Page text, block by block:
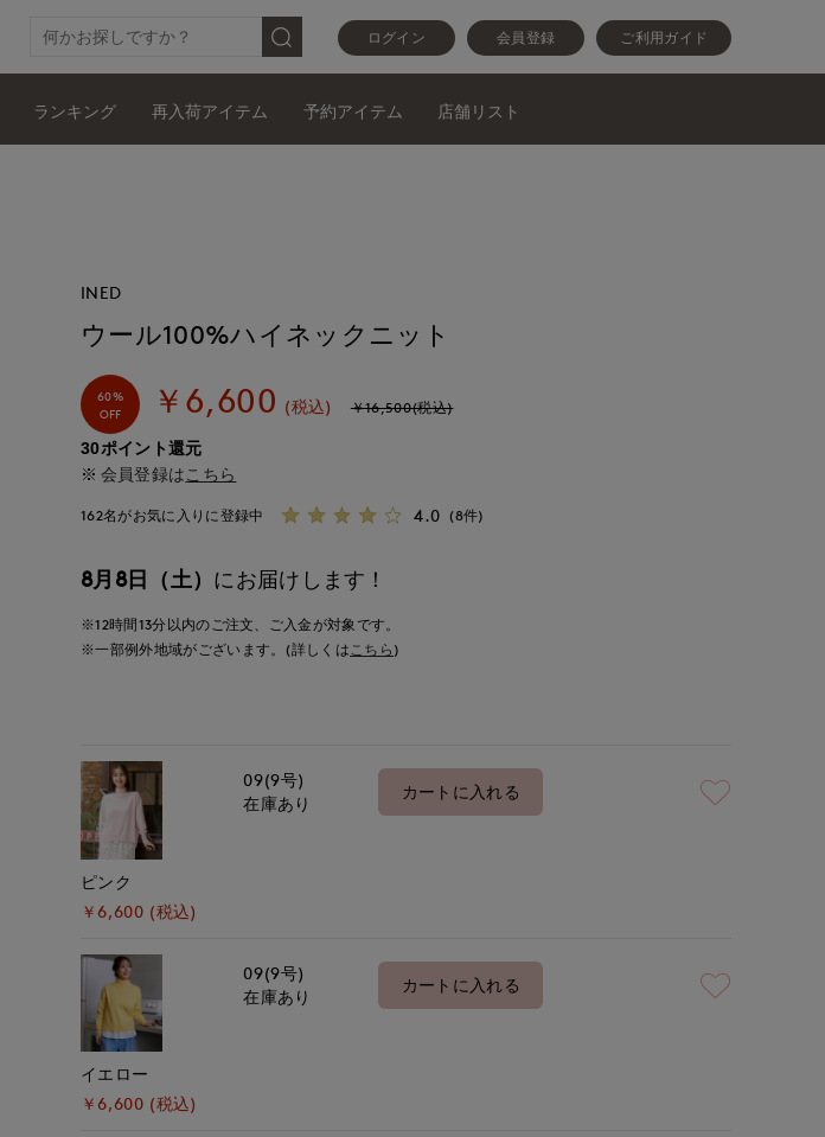
ログイン 会員登録 ご利用ガイド
ランキング 再入荷アイテム 予約アイテム 店舗リスト
INED
ウール100%ハイネックニット
60%
OFF
￥6,600 (税込) ￥16,500(税込)
30ポイント還元
会員登録は こちら
162名がお気に入りに登録中 4.0 (8件)
8月8日（土） にお届けします！
※12時間13分以内のご注文、ご入金が対象です。
※一部例外地域がございます。(詳しくはこちら )
ピンク
￥6,600 (税込)
09(9号)
在庫あり
カートに入れる
イエロー
￥6,600 (税込)
09(9号)
在庫あり
カートに入れる